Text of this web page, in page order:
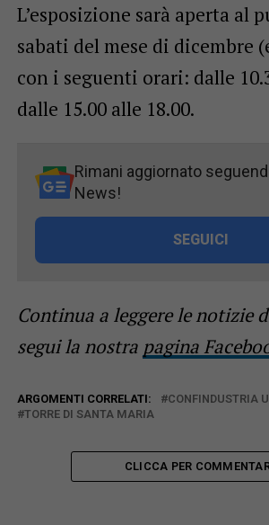
L’esposizione sarà aperta al
sabati del mese di dicembre
con i seguenti orari: dalle
dalle 15.00 alle 18.00.
Rimani aggiornato
News!
SEGUICI
Continua a leggere le notizie
segui la nostra pagina
ARGOMENTI CORRELATI:
CONFINDUSTRIA
TORRE DI SANTA MARIA
CLICCA PER